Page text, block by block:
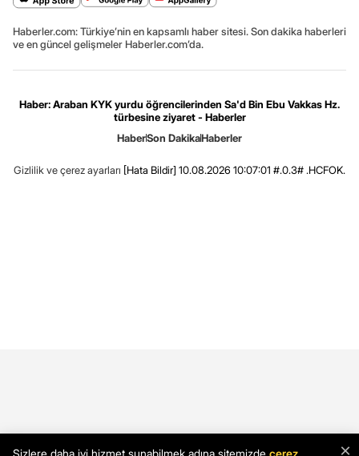
Haberler.com: Türkiye’nin en kapsamlı haber sitesi. Son dakika haberleri
ve en güncel gelişmeler Haberler.com’da.
Haber: Araban KYK yurdu öğrencilerinden Sa'd Bin Ebu Vakkas Hz.
türbesine ziyaret - Haberler
HaberSon DakikaHaberler
Gizlilik ve çerez ayarları [Hata Bildir] 10.08.2026 10:07:01 #.0.3# .HCFOK.
×
Sizlere daha iyi hizmet sunabilmek adına sitemizde çerez